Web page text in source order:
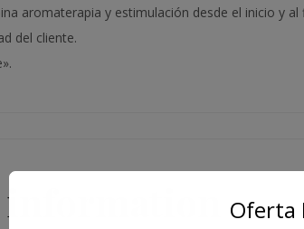
aromaterapia y estimulación desde el inicio y
del cliente.
Oferta